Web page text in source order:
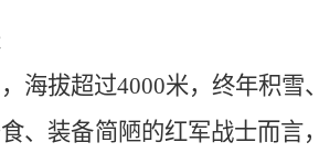
海拔超过4000米，终年积雪
、装备简陋的红军战士而言